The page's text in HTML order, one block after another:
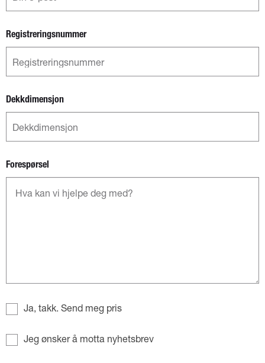
Registreringsnummer
Dekkdimensjon
Forespørsel
Ja, takk. Send meg pris
Jeg ønsker å motta nyhetsbrev